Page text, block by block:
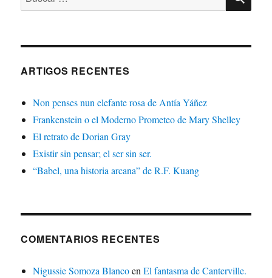
ARTIGOS RECENTES
Non penses nun elefante rosa de Antía Yáñez
Frankenstein o el Moderno Prometeo de Mary Shelley
El retrato de Dorian Gray
Existir sin pensar; el ser sin ser.
“Babel, una historia arcana” de R.F. Kuang
COMENTARIOS RECENTES
Nigussie Somoza BlancoenEl fantasma de Canterville.